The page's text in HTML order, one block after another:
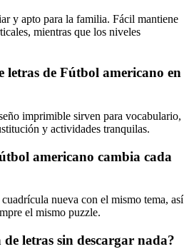
y apto para la familia. Fácil mantiene
mientras que los niveles
letras de Fútbol americano en
imprimible sirven para vocabulario,
y actividades tranquilas.
americano cambia cada
nueva con el mismo tema, así
el mismo puzzle.
letras sin descargar nada?